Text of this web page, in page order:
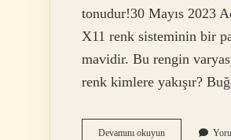
tonudur!30 Mayıs 2023
X11 renk sisteminin bir
mavidir. Bu rengin
renk kimlere yakışır?
Devamını okuyunAçık